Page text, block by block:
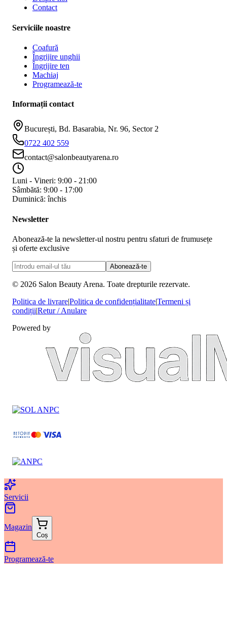
Contact
Serviciile noastre
Coafură
Îngrijire unghii
Îngrijire ten
Machiaj
Programează-te
Informații contact
București, Bd. Basarabia, Nr. 96, Sector 2
0722 402 559
contact@salonbeautyarena.ro
Luni - Vineri: 9:00 - 21:00
Sâmbătă: 9:00 - 17:00
Duminică: închis
Newsletter
Abonează-te la newsletter-ul nostru pentru sfaturi de frumusețe
și oferte exclusive
Abonează-te
© 2026 Salon Beauty Arena. Toate drepturile rezervate.
Politica de livrare|Politica de confidențialitate|Termeni și
condiții|Retur / Anulare
Powered by
Servicii
Magazin
Coș
Programează-te